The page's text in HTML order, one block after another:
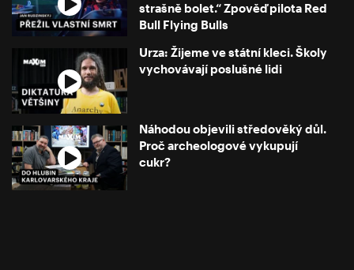
strašně bolet.“ Zpověď pilota Red
Bull Flying Bulls
Urza: Žijeme ve státní kleci. Školy
vychovávají poslušné lidi
Náhodou objevili středověký důl.
Proč archeologové vykupují
cukr?